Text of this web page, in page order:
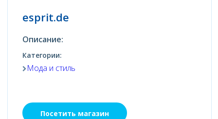
esprit.de
Описание:
Категории:
Мода и стиль
Посетить магазин